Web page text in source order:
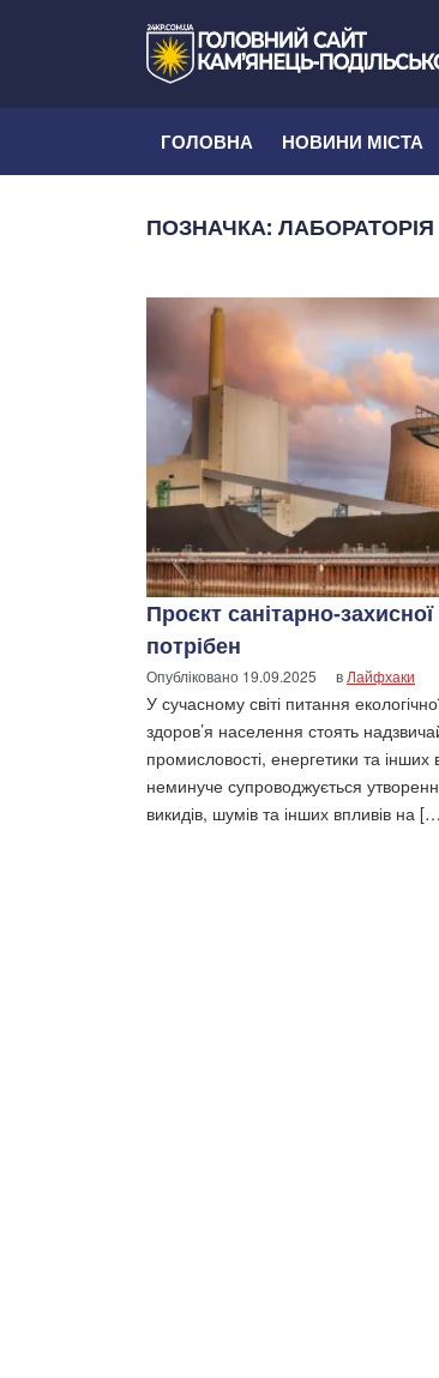
ГОЛОВНА НОВИНИ МІСТА
ПОЗНАЧКА: ЛАБОРАТОРІЯ
Проєкт санітарно-
потрібен
Опубліковано 19.09.2025 в Лайфхаки
У сучасному світі питання
здоров’я населення стоять
промисловості, енергетики та
неминуче супроводжується
викидів, шумів та інших впливів на